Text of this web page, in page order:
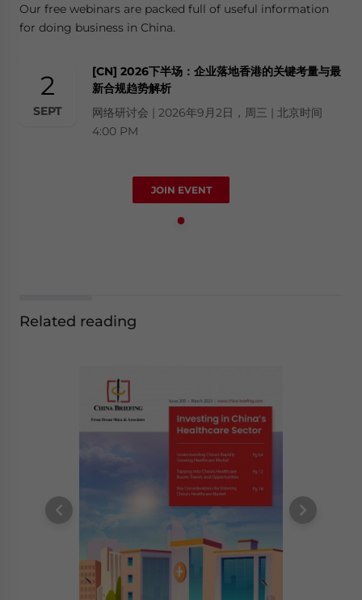
Our free webinars are packed full of useful information
for doing business in China.
2
SEPT
[CN] 2026下半场：企业落地香港的关键考量与最
新合规趋势解析
网络研讨会 | 2026年9月2日，周三 | 北京时间
4:00 PM
JOIN EVENT
Related reading